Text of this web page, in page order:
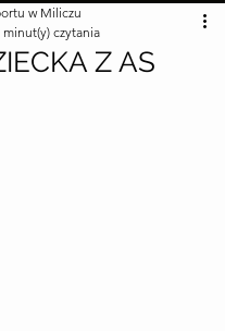
Z AS
w Miliczu
minut(y) czytania